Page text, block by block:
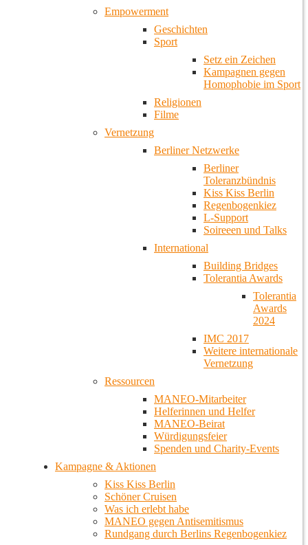
Empowerment
Geschichten
Sport
Setz ein Zeichen
Kampagnen gegen
Homophobie im Sport
Religionen
Filme
Vernetzung
Berliner Netzwerke
Berliner
Toleranzbündnis
Kiss Kiss Berlin
Regenbogenkiez
L-Support
Soireeen und Talks
International
Building Bridges
Tolerantia Awards
Tolerantia
Awards
2024
IMC 2017
Weitere internationale
Vernetzung
Ressourcen
MANEO-Mitarbeiter
Helferinnen und Helfer
MANEO-Beirat
Würdigungsfeier
Spenden und Charity-Events
Kampagne & Aktionen
Kiss Kiss Berlin
Schöner Cruisen
Was ich erlebt habe
MANEO gegen Antisemitismus
Rundgang durch Berlins Regenbogenkiez